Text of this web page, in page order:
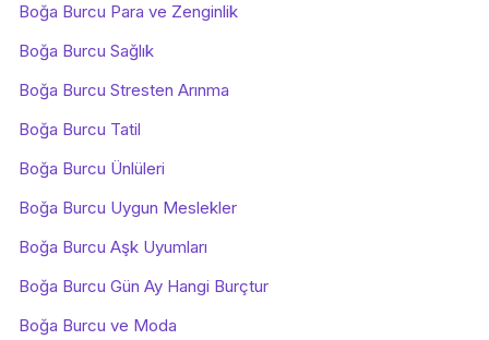
Boğa Burcu Para ve Zenginlik
Boğa Burcu Sağlık
Boğa Burcu Stresten Arınma
Boğa Burcu Tatil
Boğa Burcu Ünlüleri
Boğa Burcu Uygun Meslekler
Boğa Burcu Aşk Uyumları
Boğa Burcu Gün Ay Hangi Burçtur
Boğa Burcu ve Moda